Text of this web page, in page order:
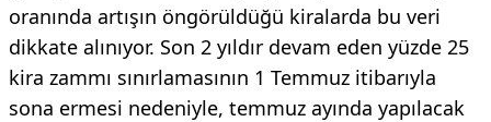
oranında artışın öngörüldüğü kiralarda bu veri
dikkate alınıyor. Son 2 yıldır devam eden yüzde 25
kira zammı sınırlamasının 1 Temmuz itibarıyla
sona ermesi nedeniyle, temmuz ayında yapılacak